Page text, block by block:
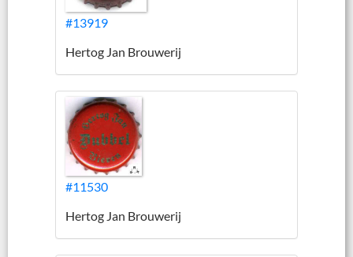
#13919
Hertog Jan Brouwerij
#11530
Hertog Jan Brouwerij